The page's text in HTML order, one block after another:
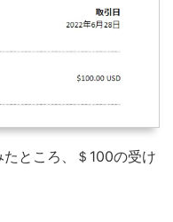
ところ、＄100の受け